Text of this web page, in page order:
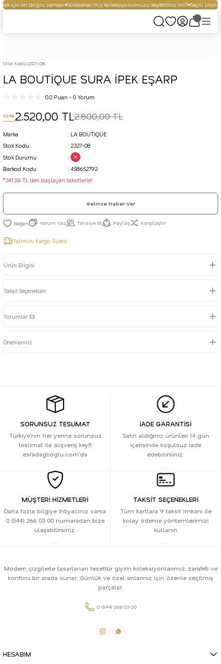
için en doğru zaman. Sonbahar/Kış koleksiyonumuzu keşfettiniz mi? Seçili
Stok Kodu:2327-08
LA BOUTİQUE SURA İPEK EŞARP
0.0 Puan - 0 Yorum
10%2.520,00 TL2.800,00 TL
Marka
LA BOUTİQUE
Stok Kodu
2327-08
Stok Durumu
Barkod Kodu
458652792
*341,56 TL den başlayan taksitlerle!
Gelince Haber Ver
Yorum Yaz Tavsiye Et Paylaş Karşılaştır
Tahmini Kargo Süresi :
Ürün Bilgisi
Taksit Seçenekleri
Yorumlar (0)
Önerileriniz
SORUNSUZ TESLİMAT
Türkiye’nin her yerine sorunsuz
teslimat ile alışveriş keyfi
esradaglioglu.com’da
İADE GARANTİSİ
Satın aldığınız ürünleri 14 gün
içerisinde koşulsuz iade
edebilirsiniz.
MÜŞTERİ HİZMETLERİ
Daha fazla bilgiye ihtiyacınız varsa
0 (544) 266 03 00 numaradan bize
ulaşabilirsiniz.
TAKSİT SEÇENEKLERİ
Tüm kartlara 9 taksit imkanı ile
kolay ödeme yöntemlerimizi
kullanın
Modern çizgilerle tasarlanan tesettür giyim koleksiyonlarımız, zarafeti ve
konforu bir arada sunar. Günlük ve özel anlarınız için özenle seçilmiş
parçalar.
0 (544) 266 03 00
HESABIM